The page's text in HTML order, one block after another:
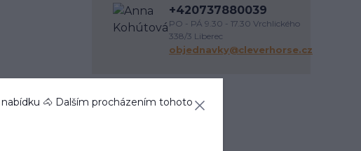
+420737880039
PO - PÁ 9.30 - 17.30 Vrchlického
338/3 Liberec
objednavky@cleverhorse.cz
nabídku 🐴 Dalším procházením tohoto